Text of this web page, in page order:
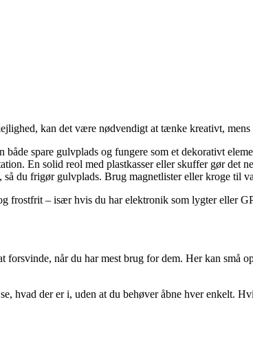
kan det være nødvendigt at tænke kreativt, mens
spare gulvplads og fungere som et dekorativt
En solid reol med plastkasser eller skuffer gør det
du frigør gulvplads. Brug magnetlister eller kroge til
frostfrit – især hvis du har elektronik som lygter eller
forsvinde, når du har mest brug for dem. Her kan
hvad der er i, uden at du behøver åbne hver enkelt.